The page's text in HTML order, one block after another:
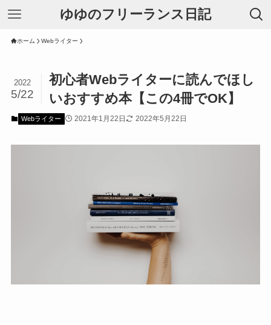
ゆゆのフリーランス日記
ホーム Webライター
初心者Webライターに読んでほし
いおすすめ本【この4冊でOK】
2022
5/22
Webライター 2021年1月22日 2022年5月22日